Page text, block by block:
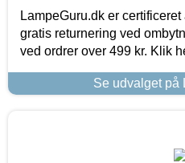
LampeGuru.dk er
gratis returnering ved
ved ordrer over 499 kr. Klik
Se udvalget på